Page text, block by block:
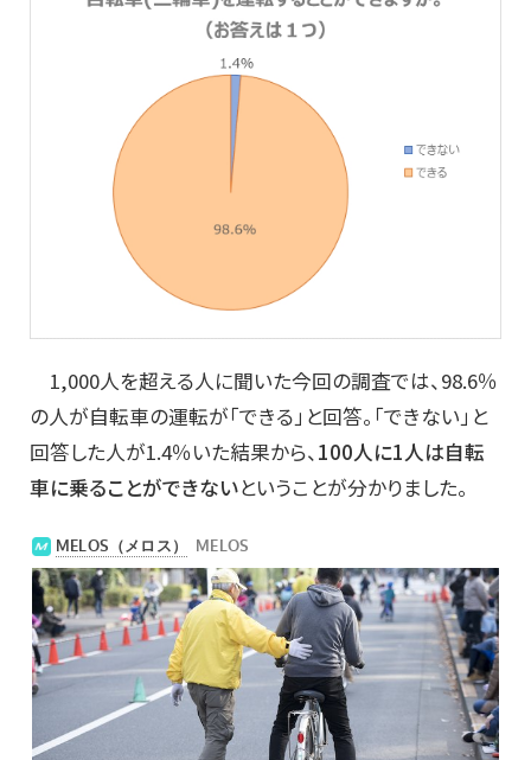
1,000人を超える人に聞いた今回の調査では、98.6％
の人が自転車の運転が「できる」と回答。「できない」と
回答した人が1.4％いた結果から、 100人に1人は自転
車に乗ることができないということが分かりました。